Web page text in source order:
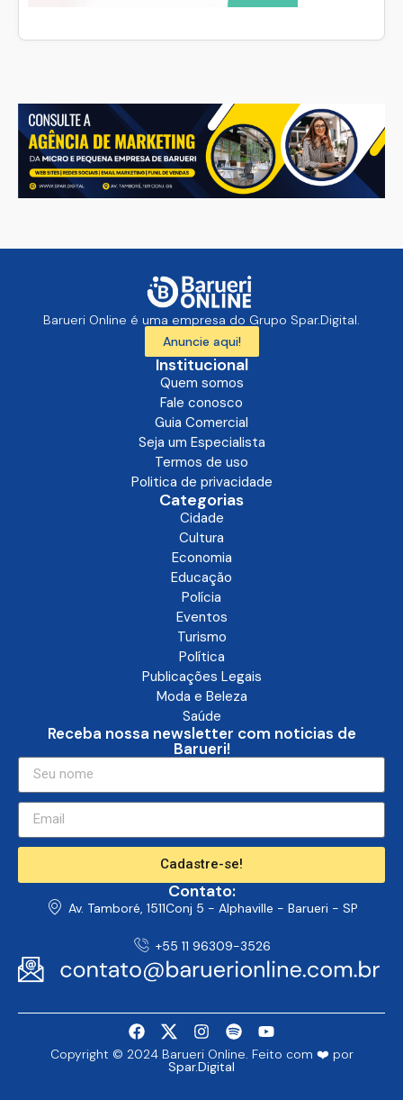
Barueri Online é uma empresa do Grupo Spar.Digital.
Anuncie aqui!
Institucional
Quem somos
Fale conosco
Guia Comercial
Seja um Especialista
Termos de uso
Politica de privacidade
Categorias
Cidade
Cultura
Economia
Educação
Polícia
Eventos
Turismo
Política
Publicações Legais
Moda e Beleza
Saúde
Receba nossa newsletter com noticias de
Barueri!
Cadastre-se!
Contato:
Av. Tamboré, 1511Conj 5 - Alphaville - Barueri - SP
+55 11 96309-3526
Copyright © 2024 Barueri Online. Feito com ❤️ por
Spar.Digital